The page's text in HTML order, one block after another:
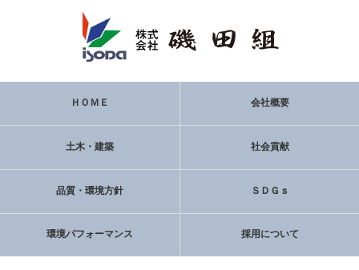
ＨＯＭＥ 会社概要
土木・建築 社会貢献
品質・環境方針 ＳＤＧｓ
環境パフォーマンス 採用について